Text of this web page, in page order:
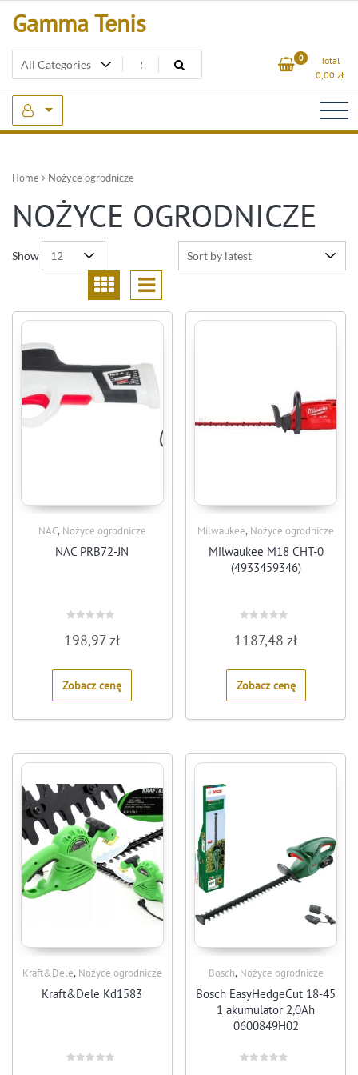
Gamma Tenis
0
Total
0,00 zł
Home Nożyce ogrodnicze
NOŻYCE OGRODNICZE
Show
NAC, Nożyce ogrodnicze
NAC PRB72-JN
0
out
5
198,97zł
Zobacz cenę
Milwaukee, Nożyce ogrodnicze
Milwaukee M18 CHT-0
(4933459346)
0
out
5
1187,48zł
Zobacz cenę
Kraft&Dele, Nożyce ogrodnicze
Kraft&Dele Kd1583
Bosch, Nożyce ogrodnicze
Bosch EasyHedgeCut 18-45
1 akumulator 2,0Ah
0600849H02